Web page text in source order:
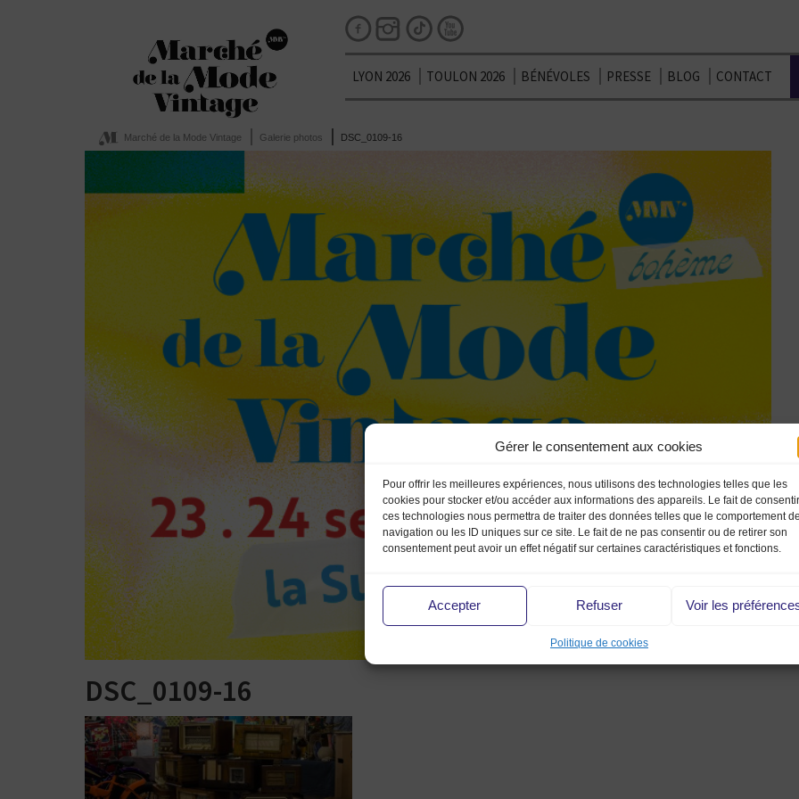
Gérer le consentement aux cookies
Pour offrir les meilleures expériences, nous utilisons des technologies telles que les
cookies pour stocker et/ou accéder aux informations des appareils. Le fait de
ces technologies nous permettra de traiter des données telles que le comportement de
navigation ou les ID uniques sur ce site. Le fait de ne pas consentir ou de retirer son
consentement peut avoir un effet négatif sur certaines caractéristiques et fonctions.
Accepter Refuser Voir les
Politique de cookies
LYON 2026 TOULON 2026 BÉNÉVOLES PRESSE BLOG CONTACT
Marché de la Mode Vintage Galerie photos DSC_0109-16
DSC_0109-16